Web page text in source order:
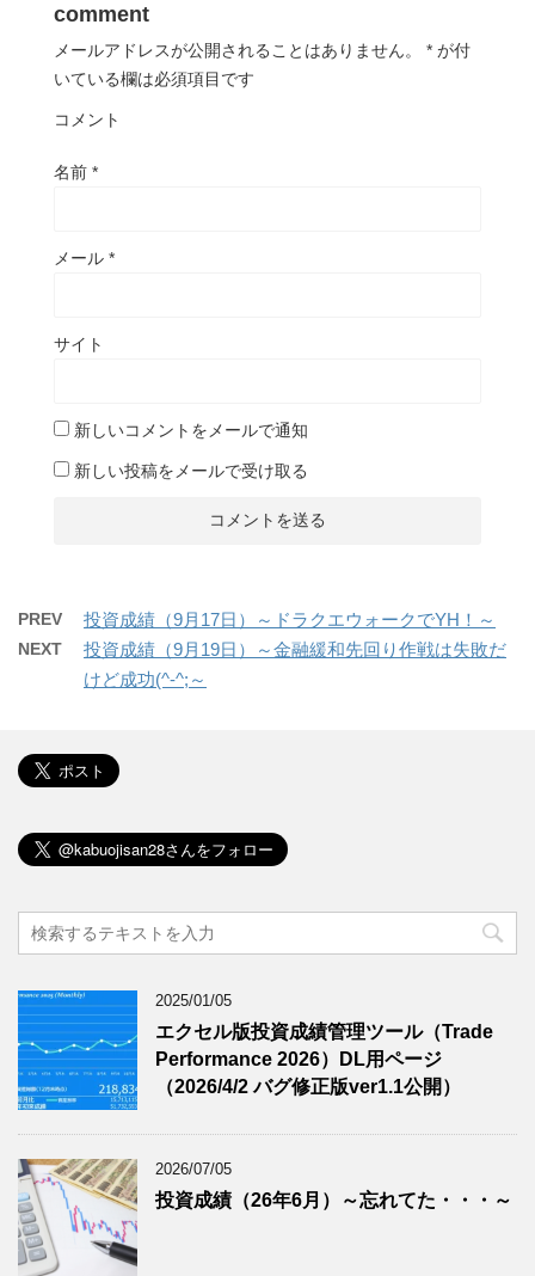
comment
メールアドレスが公開されることはありません。 * が付
いている欄は必須項目です
コメント
名前 *
メール *
サイト
新しいコメントをメールで通知
新しい投稿をメールで受け取る
PREV 投資成績（9月17日）～ドラクエウォークでYH！～
NEXT
投資成績（9月19日）～金融緩和先回り作戦は失敗だ
けど成功(^-^;～
2025/01/05
エクセル版投資成績管理ツール（Trade
Performance 2026）DL用ページ
（2026/4/2 バグ修正版ver1.1公開）
2026/07/05
投資成績（26年6月）～忘れてた・・・～